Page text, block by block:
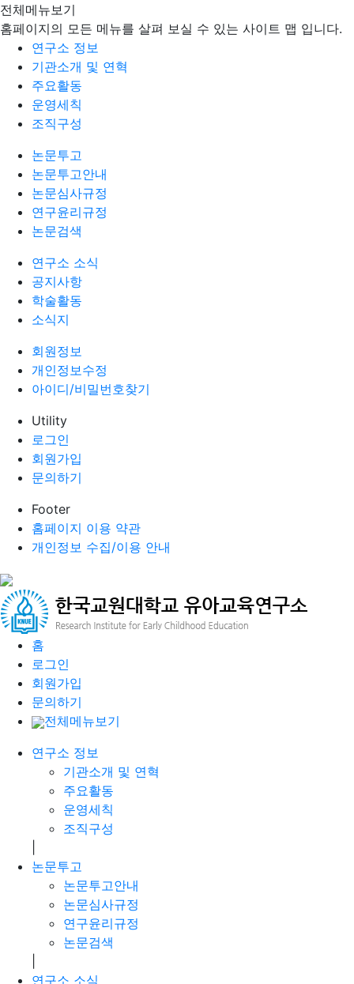
전체메뉴보기
홈페이지의 모든 메뉴를 살펴 보실 수 있는 사이트 맵 입니다.
연구소 정보
기관소개 및 연혁
주요활동
운영세칙
조직구성
논문투고
논문투고안내
논문심사규정
연구윤리규정
논문검색
연구소 소식
공지사항
학술활동
소식지
회원정보
개인정보수정
아이디/비밀번호찾기
Utility
로그인
회원가입
문의하기
Footer
홈페이지 이용 약관
개인정보 수집/이용 안내
홈
로그인
회원가입
문의하기
전체메뉴보기
연구소 정보
기관소개 및 연혁
주요활동
운영세칙
조직구성
논문투고
논문투고안내
논문심사규정
연구윤리규정
논문검색
연구소 소식